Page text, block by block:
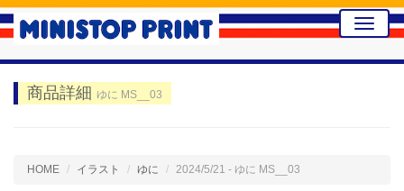
Toggle
商品詳細 ゆに MS__03
HOME イラスト ゆに 2024/5/21 - ゆに MS__03